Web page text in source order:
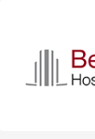
contingut